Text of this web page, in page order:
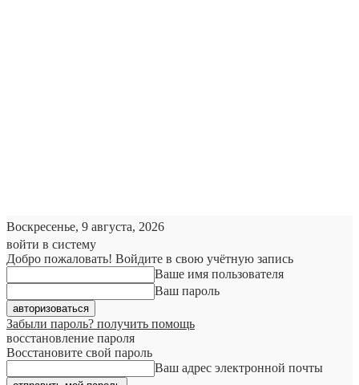
Воскресенье, 9 августа, 2026
войти в систему
Добро пожаловать! Войдите в свою учётную запись
Ваше имя пользователя
Ваш пароль
Забыли пароль? получить помощь
восстановление пароля
Восстановите свой пароль
Ваш адрес электронной почты